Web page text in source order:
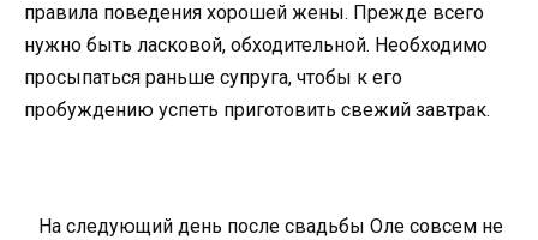
правила поведения хорошей жены. Прежде всего
нужно быть ласковой, обходительной. Необходимо
просыпаться раньше супруга, чтобы к его
пробуждению успеть приготовить свежий завтрак.
На следующий день после свадьбы Оле совсем не